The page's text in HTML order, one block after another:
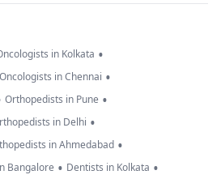
in Kolkata •
Oncologists in Chennai •
Orthopedists in Pune •
in Delhi •
in Ahmedabad •
Bangalore • Dentists in Kolkata •